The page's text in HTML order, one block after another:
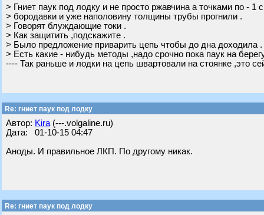
> Гниет паук под лодку и не просто ржавчина а точками по - 1
> бородавки и уже наполовину толщины трубы прогнили .
> Говорят блуждающие токи .
> Как защитить ,подскажите .
> Было предложение приварить цепь чтобы до дна доходила .
> Есть какие - нибудь методы ,надо срочно пока паук на
---- Так раньше и лодки на цепь швартовали на стоянке ,это
Re: гниет паук под лодку
Автор: Kira (---.volgaline.ru)
Дата: 01-10-15 04:47
Аноды. И правильное ЛКП. По другому никак.
Re: гниет паук под лодку